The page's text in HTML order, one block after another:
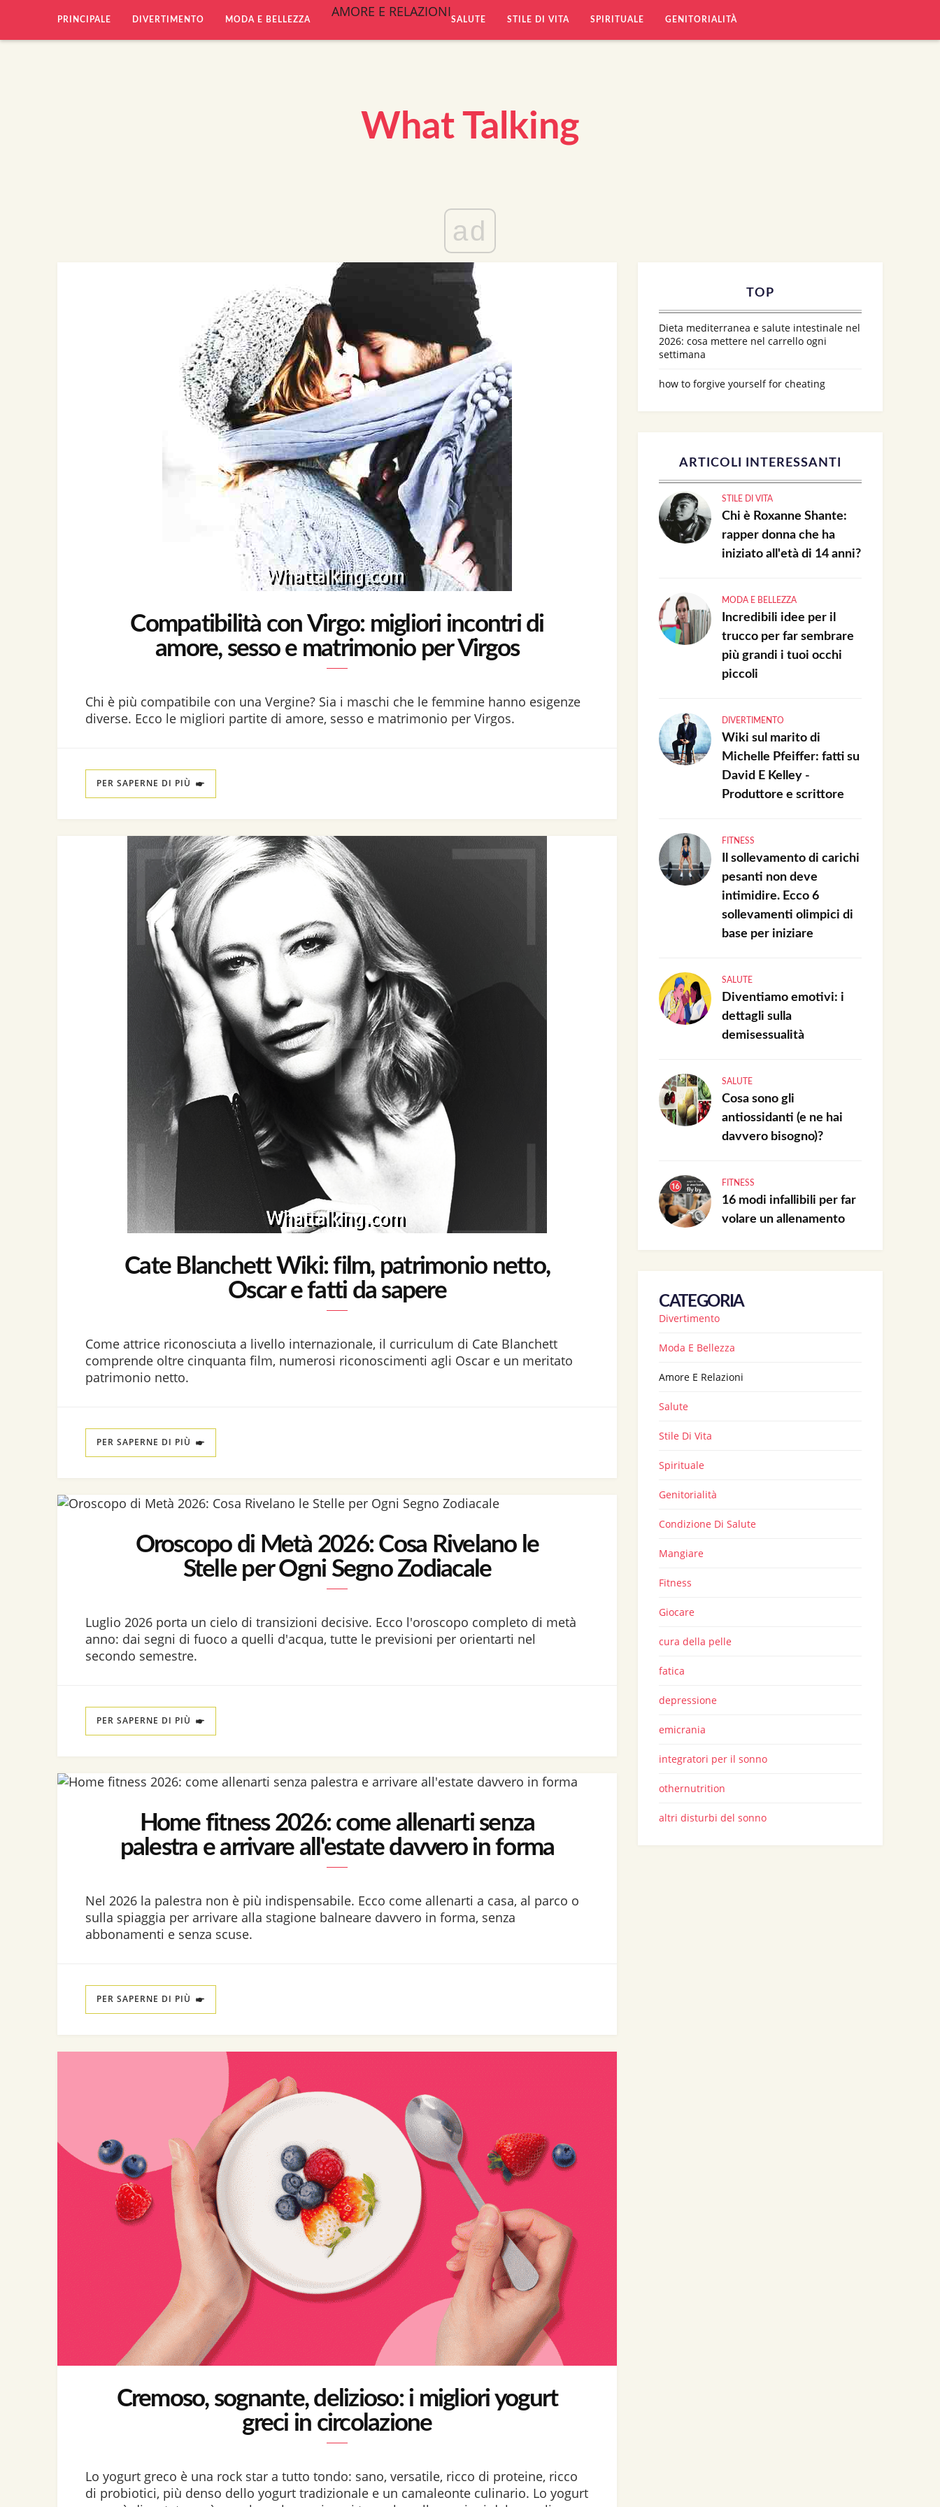
PRINCIPALE DIVERTIMENTO MODA E BELLEZZA AMORE E RELAZIONISALUTE STILE DI VITA SPIRITUALE GENITORIALITÀ
What Talking
ad
Compatibilità con Virgo: migliori incontri di
amore, sesso e matrimonio per Virgos
Chi è più compatibile con una Vergine? Sia i maschi che le femmine hanno esigenze
diverse. Ecco le migliori partite di amore, sesso e matrimonio per Virgos.
PER SAPERNE DI PIÙ
Cate Blanchett Wiki: film, patrimonio netto,
Oscar e fatti da sapere
Come attrice riconosciuta a livello internazionale, il curriculum di Cate Blanchett
comprende oltre cinquanta film, numerosi riconoscimenti agli Oscar e un meritato
patrimonio netto.
PER SAPERNE DI PIÙ
Oroscopo di Metà 2026: Cosa Rivelano le
Stelle per Ogni Segno Zodiacale
Luglio 2026 porta un cielo di transizioni decisive. Ecco l'oroscopo completo di metà
anno: dai segni di fuoco a quelli d'acqua, tutte le previsioni per orientarti nel
secondo semestre.
PER SAPERNE DI PIÙ
Home fitness 2026: come allenarti senza
palestra e arrivare all'estate davvero in forma
Nel 2026 la palestra non è più indispensabile. Ecco come allenarti a casa, al parco o
sulla spiaggia per arrivare alla stagione balneare davvero in forma, senza
abbonamenti e senza scuse.
PER SAPERNE DI PIÙ
Cremoso, sognante, delizioso: i migliori yogurt
greci in circolazione
Lo yogurt greco è una rock star a tutto tondo: sano, versatile, ricco di proteine, ricco
di probiotici, più denso dello yogurt tradizionale e un camaleonte culinario. Lo yogurt
TOP
Dieta mediterranea e salute intestinale nel
2026: cosa mettere nel carrello ogni
settimana
how to forgive yourself for cheating
ARTICOLI INTERESSANTI
STILE DI VITA
Chi è Roxanne Shante:
rapper donna che ha
iniziato all'età di 14 anni?
MODA E BELLEZZA
Incredibili idee per il
trucco per far sembrare
più grandi i tuoi occhi
piccoli
DIVERTIMENTO
Wiki sul marito di
Michelle Pfeiffer: fatti su
David E Kelley -
Produttore e scrittore
FITNESS
Il sollevamento di carichi
pesanti non deve
intimidire. Ecco 6
sollevamenti olimpici di
base per iniziare
SALUTE
Diventiamo emotivi: i
dettagli sulla
demisessualità
SALUTE
Cosa sono gli
antiossidanti (e ne hai
davvero bisogno)?
FITNESS
16 modi infallibili per far
volare un allenamento
CATEGORIA
Divertimento
Moda E Bellezza
Amore E Relazioni
Salute
Stile Di Vita
Spirituale
Genitorialità
Condizione Di Salute
Mangiare
Fitness
Giocare
cura della pelle
fatica
depressione
emicrania
integratori per il sonno
othernutrition
altri disturbi del sonno